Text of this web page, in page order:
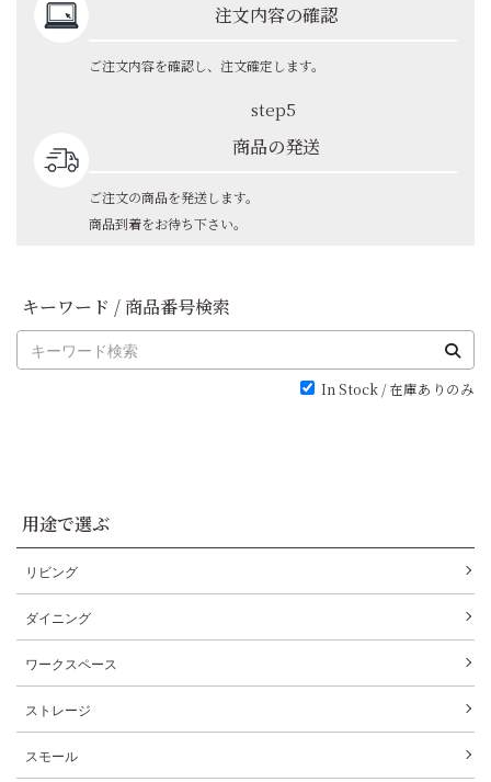
注文内容の確認
ご注文内容を確認し、注文確定します。
step5
商品の発送
ご注文の商品を発送します。
商品到着をお待ち下さい。
キーワード / 商品番号検索
In Stock / 在庫ありのみ
用途で選ぶ
リビング
ダイニング
ワークスペース
ストレージ
スモール